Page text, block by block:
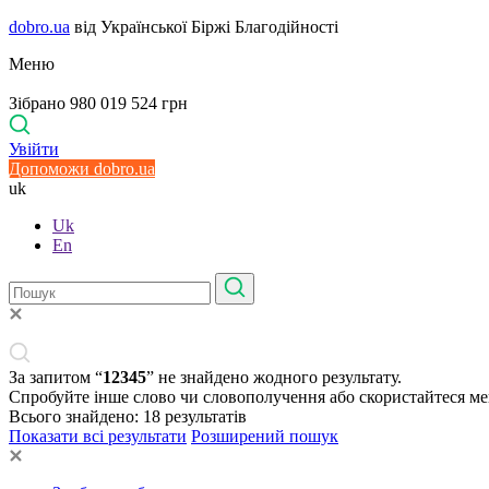
dobro.ua від Української Біржі Благодійності
Меню
Зібрано 980 019 524 грн
Увійти
Допоможи dobro.ua
uk
Uk
En
За запитом “12345” не знайдено жодного результату.
Спробуйте інше слово чи словополучення або скористайтеся
Всього знайдено: 18 результатів
Показати всі результати Розширений пошук